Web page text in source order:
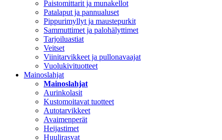
Paistomittarit ja munakellot
Patalaput ja pannualuset
Pippurimyllyt ja maustepurkit
Sammuttimet ja palohälyttimet
Tarjoiluastiat
Veitset
Viinitarvikkeet ja pullonavaajat
Vuolukivituotteet
Mainoslahjat
Mainoslahjat
Aurinkolasit
Kustomoitavat tuotteet
Autotarvikkeet
Avaimenperät
Heijastimet
Huulirasvat